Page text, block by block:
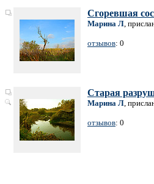
Сгоревшая
Марина Л,
отзывов: 0
Старая
Марина Л,
отзывов: 0